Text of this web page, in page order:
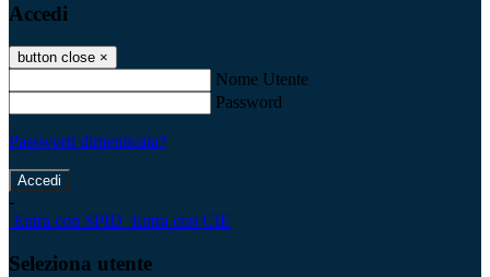
Accedi
button close ×
Nome Utente
Password
Password dimenticata?
-
Entra con SPID Entra con CIE
Seleziona utente